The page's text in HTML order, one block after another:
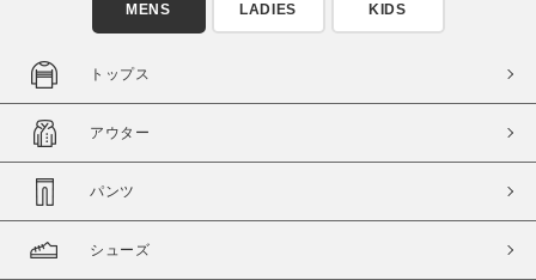
セール価格 WEB限定
在庫
在庫あり
MENS LADIES KIDS
トップス
アウター
パンツ
シューズ